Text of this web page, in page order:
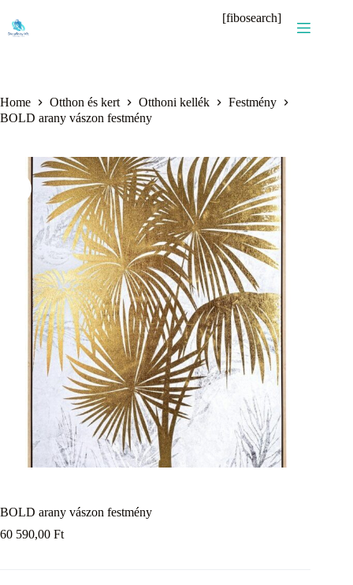
content
[fibosearch]
Home Otthon és kert Otthoni kellék
Festmény
BOLD arany vászon festmény
BOLD arany vászon festmény
60 590,00 Ft